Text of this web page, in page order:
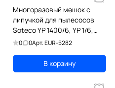
Многоразовый мешок с
липучкой для пылесосов
Soteco YP 1400/6, YP 1/6,
Viper DSU8, 12
0 0Арт.EUR-5282
В корзину